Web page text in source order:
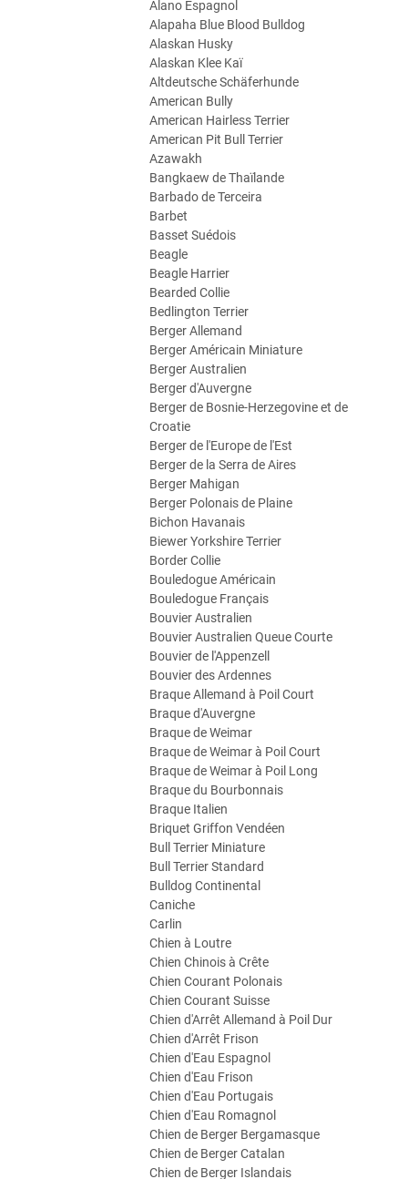
Alano Espagnol
Alapaha Blue Blood Bulldog
Alaskan Husky
Alaskan Klee Kaï
Altdeutsche Schäferhunde
American Bully
American Hairless Terrier
American Pit Bull Terrier
Azawakh
Bangkaew de Thaïlande
Barbado de Terceira
Barbet
Basset Suédois
Beagle
Beagle Harrier
Bearded Collie
Bedlington Terrier
Berger Allemand
Berger Américain Miniature
Berger Australien
Berger d'Auvergne
Berger de Bosnie-Herzegovine et de
Croatie
Berger de l'Europe de l'Est
Berger de la Serra de Aires
Berger Mahigan
Berger Polonais de Plaine
Bichon Havanais
Biewer Yorkshire Terrier
Border Collie
Bouledogue Américain
Bouledogue Français
Bouvier Australien
Bouvier Australien Queue Courte
Bouvier de l'Appenzell
Bouvier des Ardennes
Braque Allemand à Poil Court
Braque d'Auvergne
Braque de Weimar
Braque de Weimar à Poil Court
Braque de Weimar à Poil Long
Braque du Bourbonnais
Braque Italien
Briquet Griffon Vendéen
Bull Terrier Miniature
Bull Terrier Standard
Bulldog Continental
Caniche
Carlin
Chien à Loutre
Chien Chinois à Crête
Chien Courant Polonais
Chien Courant Suisse
Chien d'Arrêt Allemand à Poil Dur
Chien d'Arrêt Frison
Chien d'Eau Espagnol
Chien d'Eau Frison
Chien d'Eau Portugais
Chien d'Eau Romagnol
Chien de Berger Bergamasque
Chien de Berger Catalan
Chien de Berger Islandais